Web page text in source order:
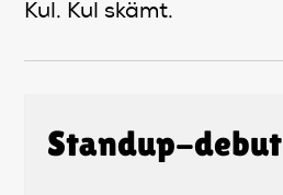
Mitt konto
Kul. Kul skämt.
Standup-debut